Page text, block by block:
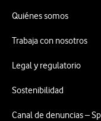
Quiénes somos
Trabaja con nosotros
Legal y regulatorio
Sostenibilidad
Canal de denuncias –